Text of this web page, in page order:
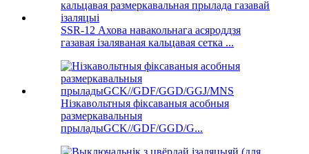
SSR-12 Ахова навакольнага асяроддзя
газавая ізаляваная кальцавая сетка ...
Нізкавольтныя фіксаваныя асобныя
размеркавальныя
прыладыGCK//GDF/GGD/G...